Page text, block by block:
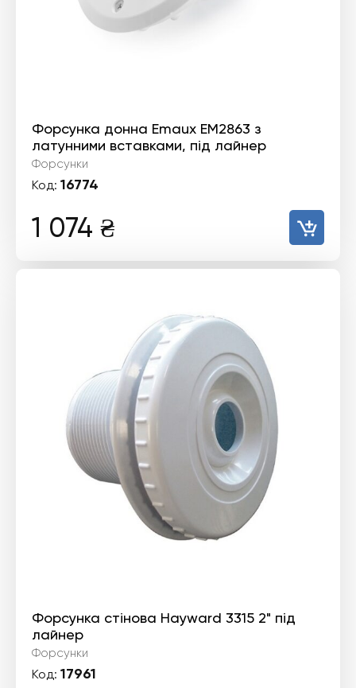
Форсунка донна Emaux EM2863 з
латунними вставками, під лайнер
Форсунки
Код: 16774
1 074 ₴
Форсунка стінова Hayward 3315 2" під
лайнер
Форсунки
Код: 17961